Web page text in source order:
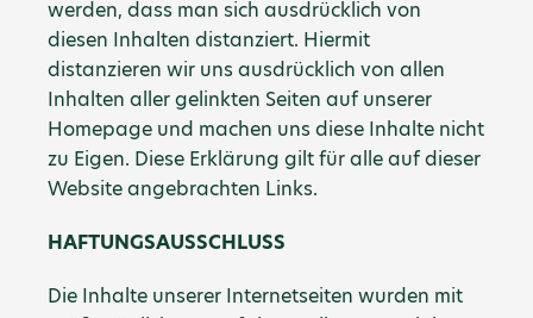
werden, dass man sich ausdrücklich von
diesen Inhalten distanziert. Hiermit
distanzieren wir uns ausdrücklich von allen
Inhalten aller gelinkten Seiten auf unserer
Homepage und machen uns diese Inhalte nicht
zu Eigen. Diese Erklärung gilt für alle auf dieser
Website angebrachten Links.
HAFTUNGSAUSSCHLUSS
Die Inhalte unserer Internetseiten wurden mit